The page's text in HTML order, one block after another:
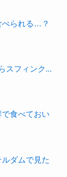
べられる…？
スフィンク...
食べておい
ダムで見た